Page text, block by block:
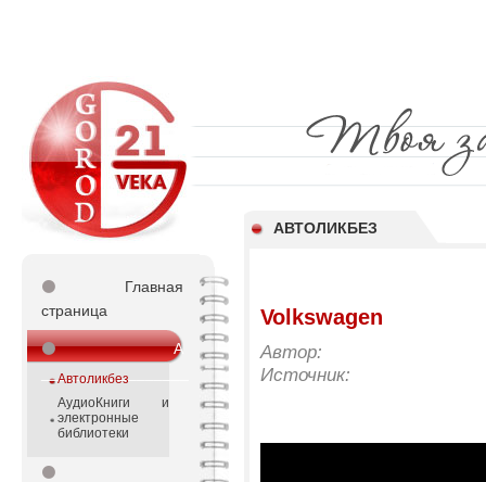
АВТОЛИКБЕЗ
⚫
Главная
страница
⚫А
_________________
Автоликбез
АудиоКниги и
электронные
библиотеки
⚫
Volkswagen
Автор:
Источник: